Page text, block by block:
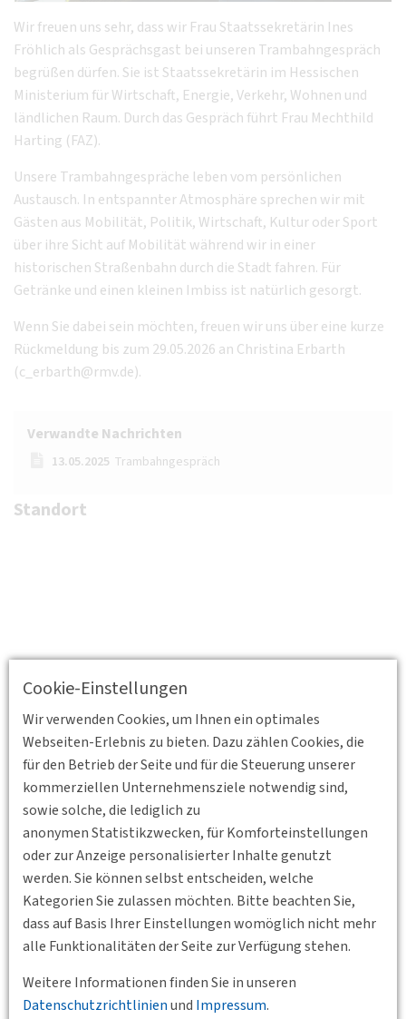
Cookie-Einstellungen
Wir verwenden Cookies, um Ihnen ein optimales
Webseiten-Erlebnis zu bieten. Dazu zählen Cookies, die
für den Betrieb der Seite und für die Steuerung unserer
kommerziellen Unternehmensziele notwendig sind,
sowie solche, die lediglich zu
anonymen Statistikzwecken, für Komforteinstellungen
oder zur Anzeige personalisierter Inhalte genutzt
werden. Sie können selbst entscheiden, welche
Kategorien Sie zulassen möchten. Bitte beachten Sie,
dass auf Basis Ihrer Einstellungen womöglich nicht mehr
alle Funktionalitäten der Seite zur Verfügung stehen.
Weitere Informationen finden Sie in unseren
Datenschutzrichtlinienund Impressum.
Wir freuen uns sehr, dass wir Frau Staatssekretärin Ines
Fröhlich als Gesprächsgast bei unseren Trambahngespräch
begrüßen dürfen. Sie ist Staatssekretärin im Hessischen
Ministerium für Wirtschaft, Energie, Verkehr, Wohnen und
ländlichen Raum. Durch das Gespräch führt Frau Mechthild
Harting (FAZ).
Unsere Trambahngespräche leben vom persönlichen
Austausch. In entspannter Atmosphäre sprechen wir mit
Gästen aus Mobilität, Politik, Wirtschaft, Kultur oder Sport
über ihre Sicht auf Mobilität während wir in einer
historischen Straßenbahn durch die Stadt fahren. Für
Getränke und einen kleinen Imbiss ist natürlich gesorgt.
Wenn Sie dabei sein möchten, freuen wir uns über eine kurze
Rückmeldung bis zum 29.05.2026 an Christina Erbarth
(c_erbarth@rmv.de).
Verwandte Nachrichten
13.05.2025 Trambahngespräch
Standort